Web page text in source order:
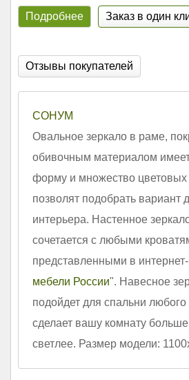
Подробнее Заказ в один
Отзывы покупателей
СОНУМ
Овальное зеркало в раме,
обивочным материалом
форму и множество
позволят подобрать вариант
интерьера. Настенное
сочетается с любыми
представленными в
мебели России". Навесное
подойдет для спальни
сделает вашу комнату
светлее. Размер модели: